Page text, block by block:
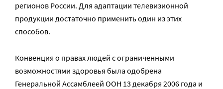
регионов России. Для адаптации телевизионной
продукции достаточно применить один из этих
способов.
Конвенция о правах людей с ограниченными
возможностями здоровья была одобрена
Генеральной Ассамблеей ООН 13 декабря 2006 года и